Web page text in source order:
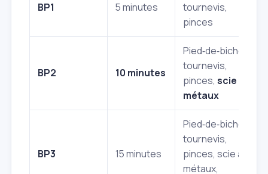
BP1 5 minutes
tournevis,
pinces
BP2 10 minutes
Pied‑de‑biche,
tournevis,
pinces, scie à
métaux
BP3 15 minutes
Pied‑de‑biche,
tournevis,
pinces, scie à
métaux,